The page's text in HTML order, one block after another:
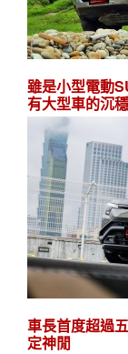
雖是小型電動
有大型車的沉
車長首度超過
定神閒